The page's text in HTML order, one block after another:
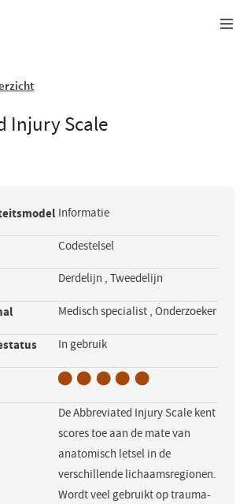
Injury Scale
Informatie
Codestelsel
Derdelijn ,Tweedelijn
Medisch specialist ,Onderzoeker
In gebruik
De Abbreviated Injury Scale kent
scores toe aan de mate van
anatomisch letsel in de
verschillende lichaamsregionen.
Wordt veel gebruikt op trauma-